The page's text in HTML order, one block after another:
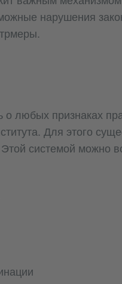
нарушения
о любых признаках
Для этого
системой можно